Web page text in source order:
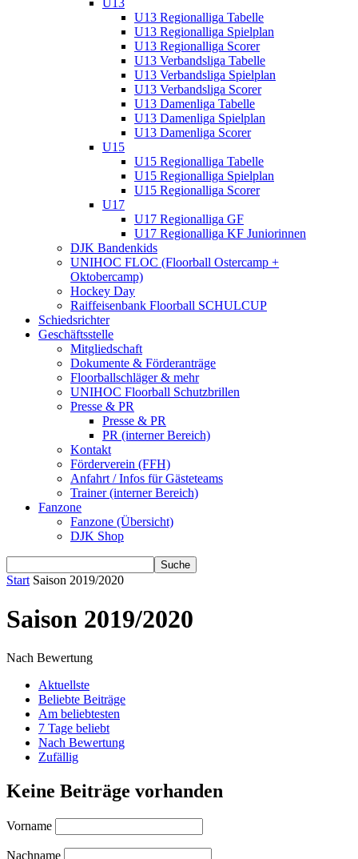
U13 Regionalliga Tabelle
U13 Regionalliga Spielplan
U13 Regionalliga Scorer
U13 Verbandsliga Tabelle
U13 Verbandsliga Spielplan
U13 Verbandsliga Scorer
U13 Damenliga Tabelle
U13 Damenliga Spielplan
U13 Damenliga Scorer
U15
U15 Regionalliga Tabelle
U15 Regionalliga Spielplan
U15 Regionalliga Scorer
U17
U17 Regionalliga GF
U17 Regionalliga KF Juniorinnen
DJK Bandenkids
UNIHOC FLOC (Floorball Ostercamp +
Oktobercamp)
Hockey Day
Raiffeisenbank Floorball SCHULCUP
Schiedsrichter
Geschäftsstelle
Mitgliedschaft
Dokumente & Förderanträge
Floorballschläger & mehr
UNIHOC Floorball Schutzbrillen
Presse & PR
Presse & PR
PR (interner Bereich)
Kontakt
Förderverein (FFH)
Anfahrt / Infos für Gästeteams
Trainer (interner Bereich)
Fanzone
Fanzone (Übersicht)
DJK Shop
Start Saison 2019/2020
Saison 2019/2020
Nach Bewertung
Aktuellste
Beliebte Beiträge
Am beliebtesten
7 Tage beliebt
Nach Bewertung
Zufällig
Keine Beiträge vorhanden
Vorname
Nachname